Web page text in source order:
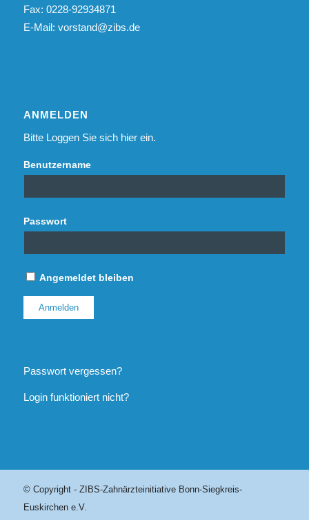
Fax: 0228-92934871
E-Mail: vorstand@zibs.de
ANMELDEN
Bitte Loggen Sie sich hier ein.
Benutzername
Passwort
Angemeldet bleiben
Passwort vergessen?
Login funktioniert nicht?
© Copyright - ZIBS-Zahnärzteinitiative Bonn-Siegkreis-
Euskirchen e.V.